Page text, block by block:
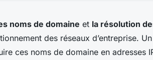
noms de domaine et la résolution
des réseaux d’entreprise. Un
ces noms de domaine en adresses